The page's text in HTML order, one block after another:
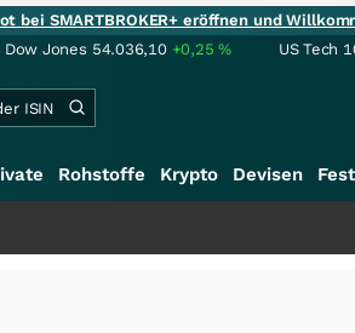
bei SMARTBROKER+ eröffnen und
Dow Jones 54.036,10 +0,25% US Tech
Rohstoffe Krypto Devisen